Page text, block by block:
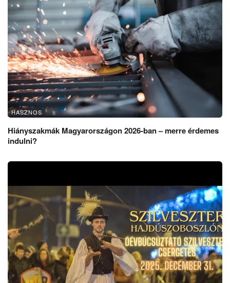
HASZNOS
Hiányszakmák Magyarországon 2026-ban – merre érdemes
indulni?